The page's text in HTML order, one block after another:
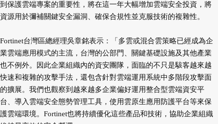
到保護雲端專案的重要性，將在這一年大幅增加雲端安全投資，將
資源用於彌補關鍵安全漏洞、確保合規性並克服技術的複雜性。
Fortinet台灣區總經理吳章銘表示：「多雲或混合雲策略已經成為企
業雲端應用模式的主流，台灣的公部門、關鍵基礎設施及其他產業
也不例外。因此企業組織內的資安團隊，面臨的不只是駭客越來越
快速和複雜的攻擊手法，還包含針對雲端運用系統中多階段攻擊面
的擴展。我們也觀察到越來越多企業偏好運用整合型雲端資安平
台、導入雲端安全態勢管理工具，使用雲原生應用防護平台等來保
護雲端環境。Fortinet也將持續優化這些產品和技術，協助企業組織